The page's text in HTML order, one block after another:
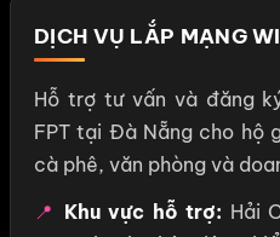
DỊCH VỤ LẮP MẠNG
Hỗ trợ tư vấn và đăng
FPT tại Đà Nẵng cho hộ
cà phê, văn phòng và
📍 Khu vực hỗ trợ: Hải